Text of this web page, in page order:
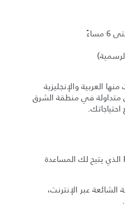
العربية والإنجليزية
متداولة في منطقة الشرق
• تنزيل تطبيق Range Rover Care الذي يتيح لك المساعدة
عبر الإنترنت،